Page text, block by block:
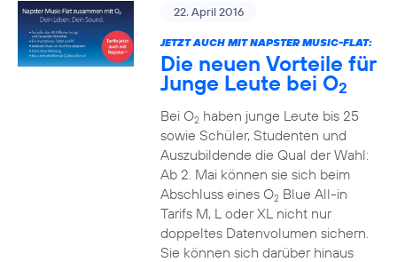
22. April 2016
JETZT AUCH MIT NAPSTER MUSIC-FLAT:
Die neuen Vorteile für
Junge Leute bei O2
Bei O2haben junge Leute bis 25
sowie Schüler, Studenten und
Auszubildende die Qual der Wahl:
Ab 2. Mai können sie sich beim
Abschluss eines O2Blue All-in
Tarifs M, L oder XL nicht nur
doppeltes Datenvolumen sichern.
Sie können sich darüber hinaus